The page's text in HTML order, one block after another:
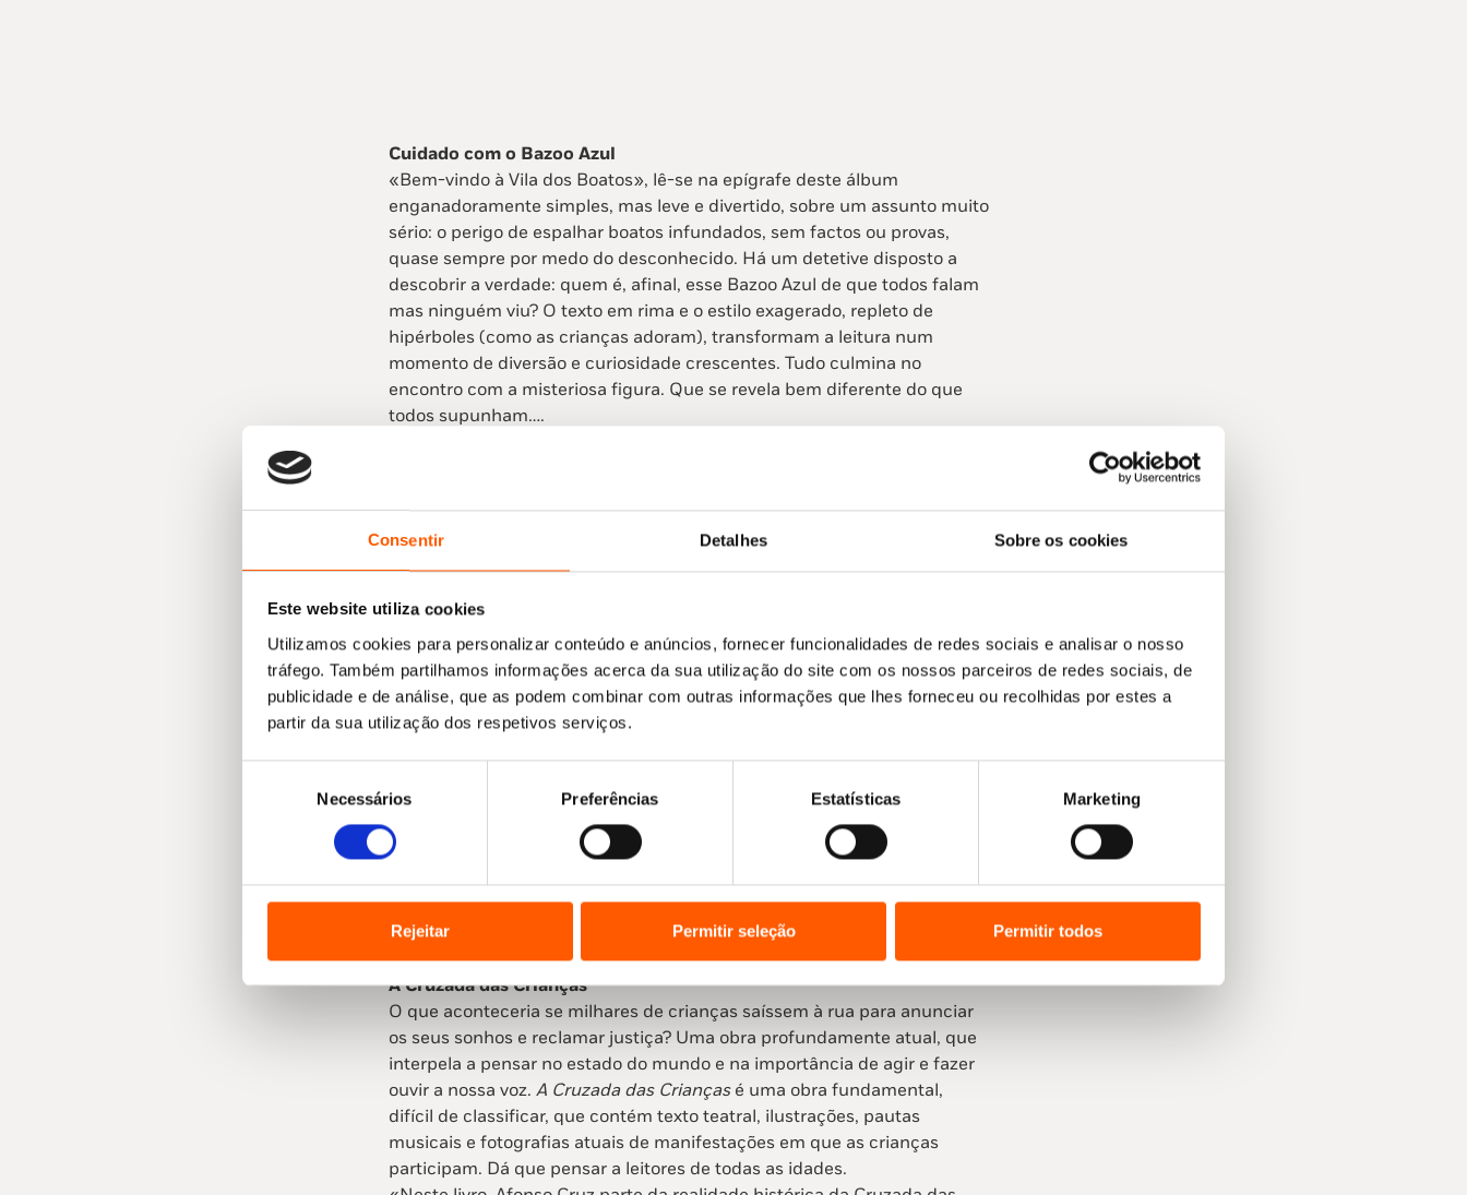
Consentir Detalhes Sobre os cookies
Este website utiliza cookies
Utilizamos cookies para personalizar conteúdo e anúncios, fornecer funcionalidades de redes sociais e analisar o nosso
tráfego. Também partilhamos informações acerca da sua utilização do site com os nossos parceiros de redes sociais, de
publicidade e de análise, que as podem combinar com outras informações que lhes forneceu ou recolhidas por estes a
partir da sua utilização dos respetivos serviços.
consentimento
Necessários Preferências Estatísticas Marketing
Rejeitar Permitir seleção Permitir todos
Cuidado com o Bazoo Azul
«Bem-vindo à Vila dos Boatos», lê-se na epígrafe deste álbum
enganadoramente simples, mas leve e divertido, sobre um assunto muito
sério: o perigo de espalhar boatos infundados, sem factos ou provas,
quase sempre por medo do desconhecido. Há um detetive disposto a
descobrir a verdade: quem é, afinal, esse Bazoo Azul de que todos falam
mas ninguém viu? O texto em rima e o estilo exagerado, repleto de
hipérboles (como as crianças adoram), transformam a leitura num
momento de diversão e curiosidade crescentes. Tudo culmina no
encontro com a misteriosa figura. Que se revela bem diferente do que
todos supunham….
O Hotel da Valentina é muito popular e requisitado. Mas quando chega
um novo hóspede, um tigre enorme, todos os clientes fogem,
amedrontados, e o hotel fica vazio. Felizmente, aos poucos, começam a
aparecer novos hóspedes, todos diferentes e com necessidades diversas.
Finalista do prestigiado The Klaus Flugge Prize, esta fábula sobre
diversidade e aceitação das diferenças cativa os leitores com o seu tom
caloroso e uma mensagem muito positiva sobre os temas da inclusão e
das vivências em comunidade, de enorme relevância nos tempos que
A Cruzada das Crianças
O que aconteceria se milhares de crianças saíssem à rua para anunciar
os seus sonhos e reclamar justiça? Uma obra profundamente atual, que
interpela a pensar no estado do mundo e na importância de agir e fazer
ouvir a nossa voz. A Cruzada das Criançasé uma obra fundamental,
difícil de classificar, que contém texto teatral, ilustrações, pautas
musicais e fotografias atuais de manifestações em que as crianças
participam. Dá que pensar a leitores de todas as idades.